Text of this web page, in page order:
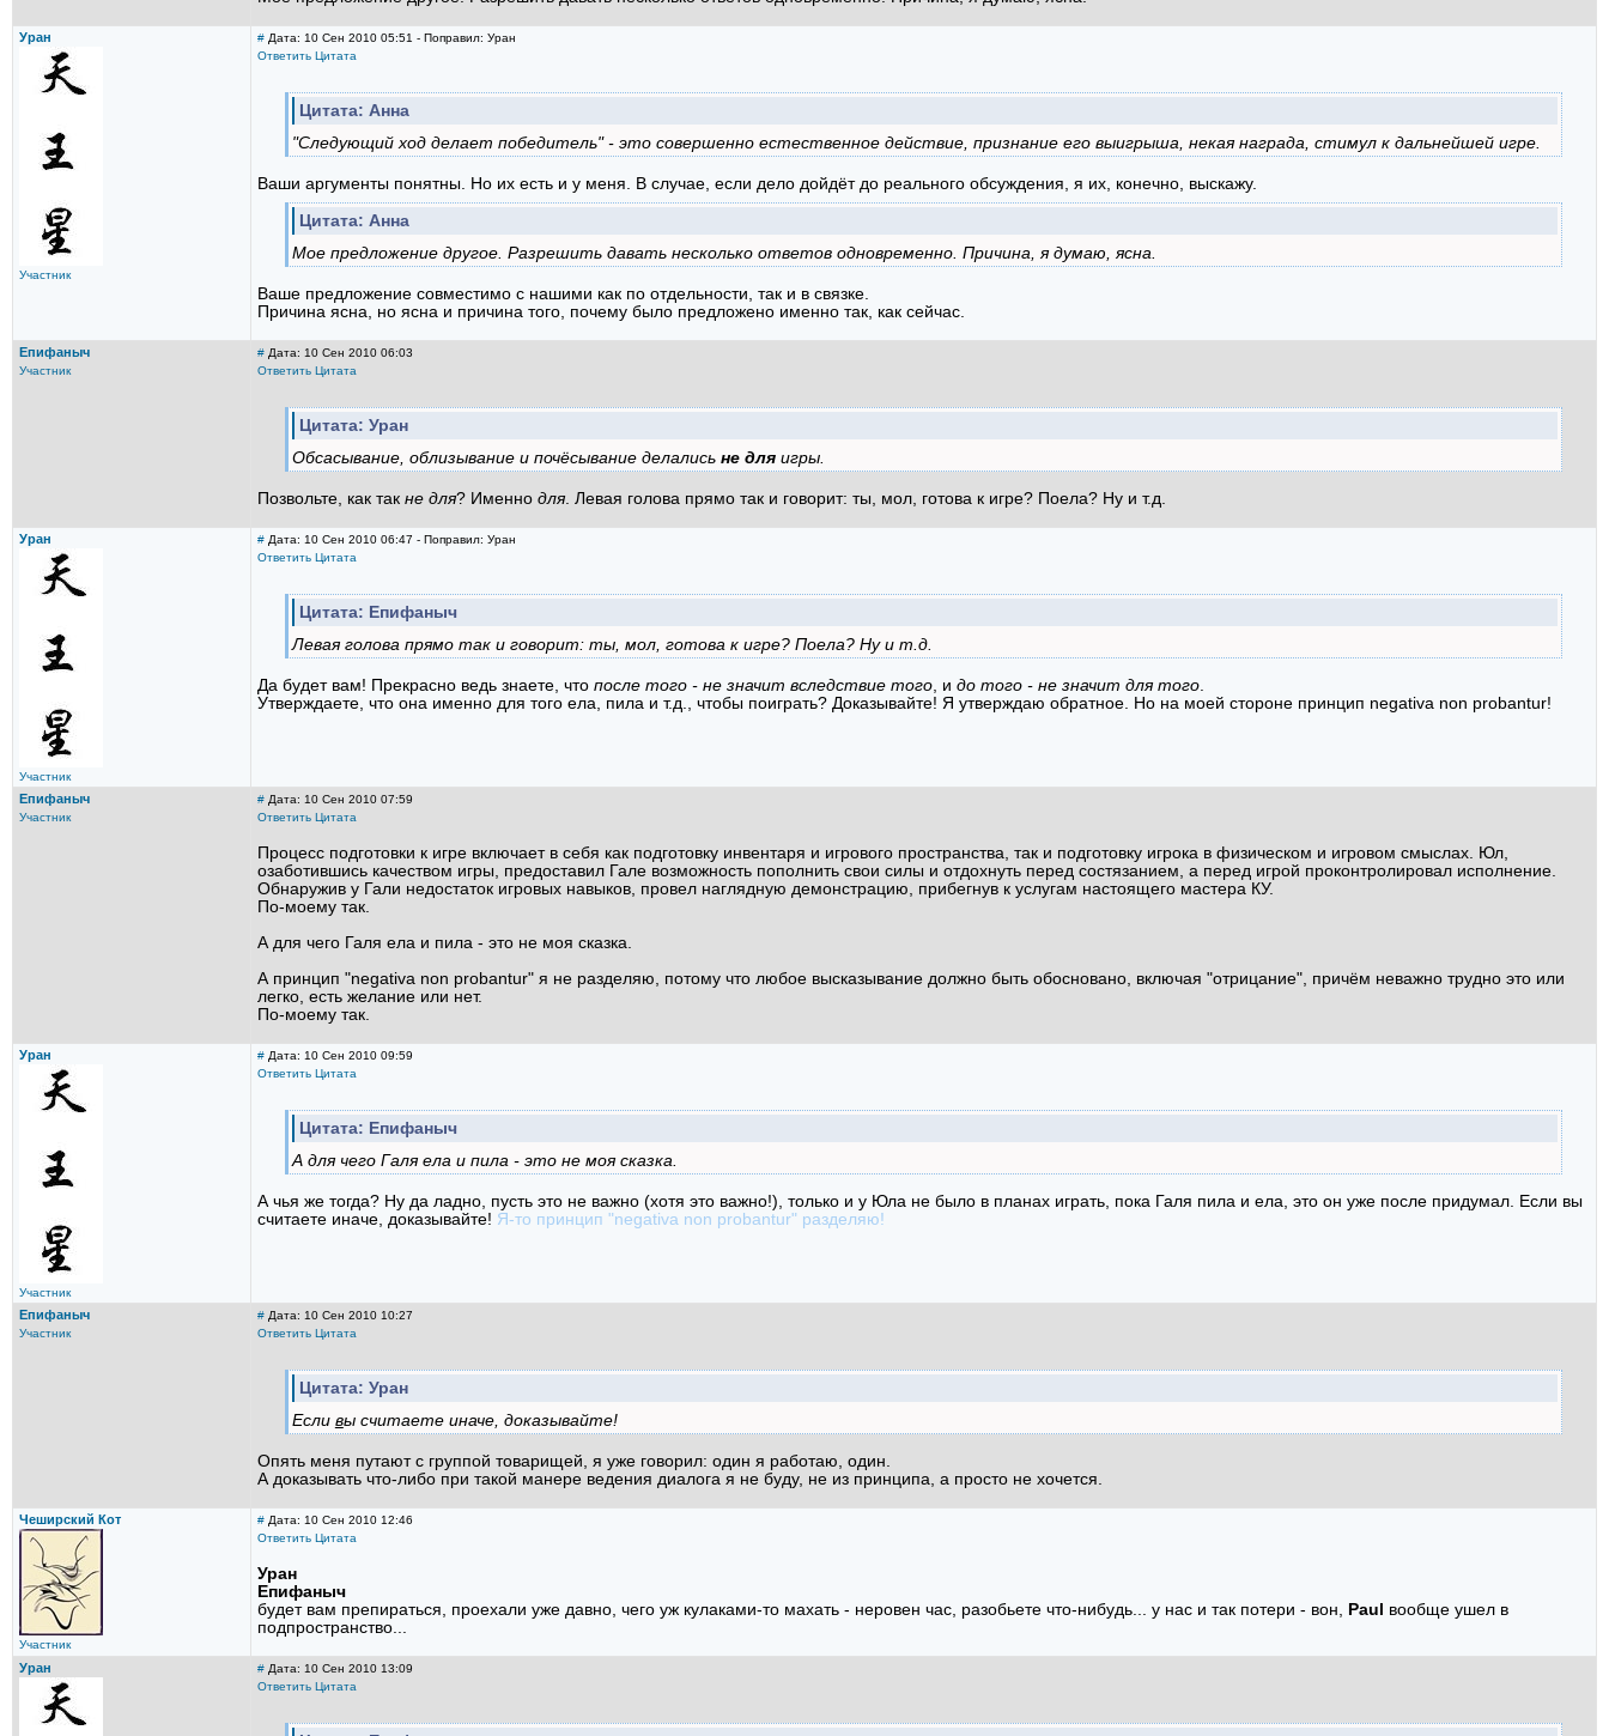
Уран
Участник
# Дата: 10 Сен 2010 05:51 - Поправил: Уран
Ответить Цитата
Цитата: Анна
"Следующий ход делает победитель" - это совершенно естественное действие, признание его выигрыша, некая награда, стимул к дальнейшей игре.
Ваши аргументы понятны. Но их есть и у меня. В случае, если дело дойдёт до реального обсуждения, я их, конечно, выскажу.
Цитата: Анна
Мое предложение другое. Разрешить давать несколько ответов одновременно. Причина, я думаю, ясна.
Ваше предложение совместимо с нашими как по отдельности, так и в связке.
Причина ясна, но ясна и причина того, почему было предложено именно так, как сейчас.
Епифаныч
Участник
# Дата: 10 Сен 2010 06:03
Ответить Цитата
Цитата: Уран
Обсасывание, облизывание и почёсывание делались не дляигры.
Позвольте, как так не для? Именно для . Левая голова прямо так и говорит: ты, мол, готова к игре? Поела? Ну и т.д.
Уран
Участник
# Дата: 10 Сен 2010 06:47 - Поправил: Уран
Ответить Цитата
Цитата: Епифаныч
Левая голова прямо так и говорит: ты, мол, готова к игре? Поела? Ну и т.д.
Да будет вам! Прекрасно ведь знаете, что после того - не значит вследствие того , и до того - не значит для того
Утверждаете, что она именно для того ела, пила и т.д., чтобы поиграть? Доказывайте! Я утверждаю обратное. Но на моей стороне принцип negativa non probantur!
Епифаныч
Участник
# Дата: 10 Сен 2010 07:59
Ответить Цитата
Процесс подготовки к игре включает в себя как подготовку инвентаря и игрового пространства, так и подготовку игрока в физическом и игровом смыслах. Юл,
озаботившись качеством игры, предоставил Гале возможность пополнить свои силы и отдохнуть перед состязанием, а перед игрой проконтролировал исполнение.
Обнаружив у Гали недостаток игровых навыков, провел наглядную демонстрацию, прибегнув к услугам настоящего мастера КУ.
По-моему так.
А для чего Галя ела и пила - это не моя сказка.
А принцип "negativa non probantur" я не разделяю, потому что любое высказывание должно быть обосновано, включая "отрицание", причём неважно трудно это или
легко, есть желание или нет.
По-моему так.
Уран
Участник
# Дата: 10 Сен 2010 09:59
Ответить Цитата
Цитата: Епифаныч
А для чего Галя ела и пила - это не моя сказка.
А чья же тогда? Ну да ладно, пусть это не важно (хотя это важно!), только и у Юла не было в планах играть, пока Галя пила и ела, это он уже после придумал. Если вы
считаете иначе, доказывайте! Я-то принцип "negativa non probantur" разделяю!
Епифаныч
Участник
# Дата: 10 Сен 2010 10:27
Ответить Цитата
Цитата: Уран
Если вы считаете иначе, доказывайте!
Опять меня путают с группой товарищей, я уже говорил: один я работаю, один.
А доказывать что-либо при такой манере ведения диалога я не буду, не из принципа, а просто не хочется.
Чеширский Кот
Участник
# Дата: 10 Сен 2010 12:46
Ответить Цитата
Уран
Епифаныч
будет вам препираться, проехали уже давно, чего уж кулаками-то махать - неровен час, разобьете что-нибудь... у нас и так потери - вон, Paul вообще ушел в
подпространство...
Уран # Дата: 10 Сен 2010 13:09
Ответить Цитата